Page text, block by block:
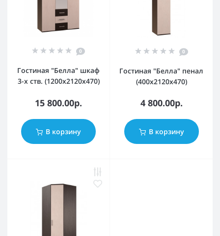
0
Гостиная "Белла" шкаф
3-х ств. (1200х2120х470)
15 800.00р.
В корзину
0
Гостиная "Белла" пенал
(400х2120х470)
4 800.00р.
В корзину